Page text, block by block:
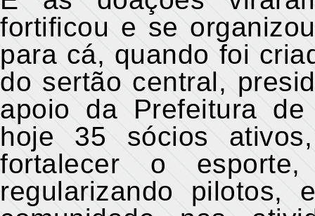
fortificou e se
para cá, quando foi
do sertão central,
apoio da Prefeitura
hoje 35 sócios
fortalecer o
regularizando pilotos,